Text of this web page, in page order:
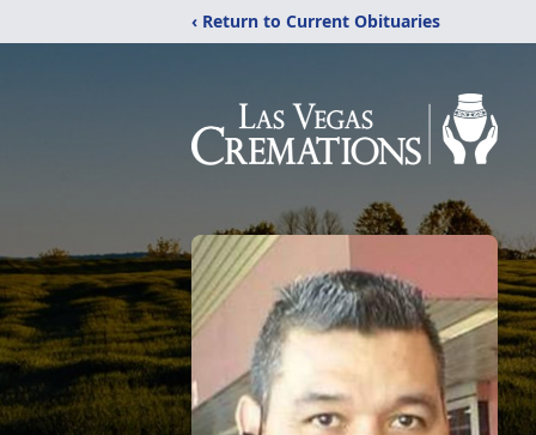
‹ Return to Current Obituaries